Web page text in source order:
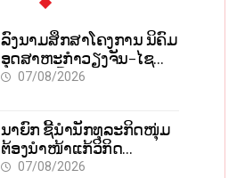
ລົງນາມສຶກສາໂຄງການ ນິຄົມ
ອຸດສາຫະກຳວຽງຈັນ-ໄຊ
ທານີ ຕັ້ງເປົ້າດຶງທຶນ 150 ລ້ານ
07/08/2026
ນາຍົກ ຊີ້ນຳນັກທຸລະກິດໜຸ່ມ
ຕ້ອງນຳໜ້າແກ້ວິກິດ
ເສດຖະກິດ ເນັ້ນດຶງທຶນ
07/08/2026